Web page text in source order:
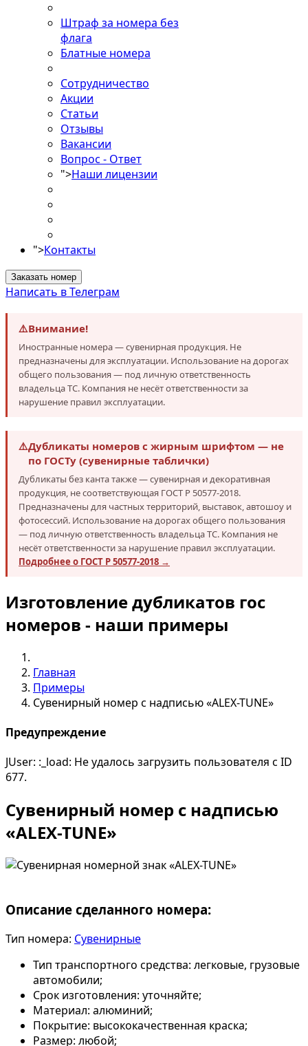
Штраф за номера без
флага
Блатные номера
Сотрудничество
Акции
Статьи
Отзывы
Вакансии
Вопрос - Ответ
">Наши лицензии
">Контакты
Заказать номер
Написать в Телеграм
⚠️Внимание!
Иностранные номера — сувенирная продукция. Не
предназначены для эксплуатации. Использование на дорогах
общего пользования — под личную ответственность
владельца ТС. Компания не несёт ответственности за
нарушение правил эксплуатации.
⚠️Дубликаты номеров с жирным шрифтом — не
по ГОСТу (сувенирные таблички)
Дубликаты без канта также — сувенирная и декоративная
продукция, не соответствующая ГОСТ Р 50577-2018.
Предназначены для частных территорий, выставок, автошоу и
фотосессий. Использование на дорогах общего пользования
— под личную ответственность владельца ТС. Компания не
несёт ответственности за нарушение правил эксплуатации.
Подробнее о ГОСТ Р 50577-2018 →
Изготовление дубликатов гос
номеров - наши примеры
Главная
Примеры
Сувенирный номер с надписью «ALEX-TUNE»
Предупреждение
JUser: :_load: Не удалось загрузить пользователя с ID
677.
Сувенирный номер с надписью
«ALEX-TUNE»
Описание сделанного номера:
Тип номера: Сувенирные
Тип транспортного средства: легковые, грузовые
автомобили;
Срок изготовления: уточняйте;
Материал: алюминий;
Покрытие: высококачественная краска;
Размер: любой;